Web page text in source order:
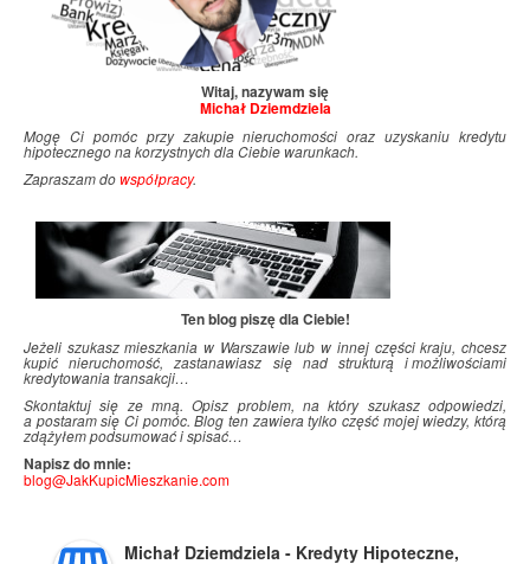
Witaj, nazywam się
Michał Dziemdziela
Mogę Ci pomóc przy zakupie nieruchomości oraz uzyskaniu kredytu
hipotecznego na korzystnych dla Ciebie warunkach.
Zapraszam dowspółpracy.
Ten blog piszę dla Ciebie!
Jeżeli szukasz mieszkania w Warszawie lub w innej części kraju, chcesz
kupić nieruchomość, zastanawiasz się nad strukturą imożliwościami
kredytowania transakcji…
Skontaktuj się ze mną. Opisz problem, na który szukasz odpowiedzi,
a postaram się Ci pomóc. Blog ten zawiera tylko część mojej wiedzy, którą
zdążyłem podsumować ispisać…
Napisz do mnie:
blog@JakKupicMieszkanie.com
Michał Dziemdziela - Kredyty Hipoteczne,